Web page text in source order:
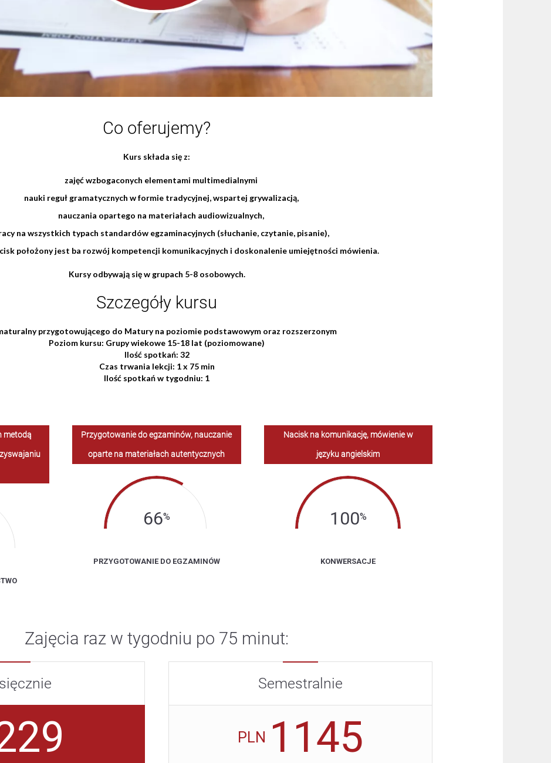
Co oferujemy?
Kurs składa się z:
zajęć wzbogaconych elementami multimedialnymi
nauki reguł gramatycznych w formie tradycyjnej, wspartej grywalizacją,
nauczania opartego na materiałach audiowizualnych,
na wszystkich typach standardów egzaminacyjnych (słuchanie, czytanie, pisanie),
położony jest ba rozwój kompetencji komunikacyjnych i doskonalenie umiejętności mówienia.
Kursy odbywają się w grupach 5-8 osobowych.
Szczegóły kursu
przygotowującego do Matury na poziomie podstawowym oraz rozszerzonym
Poziom kursu: Grupy wiekowe 15-18 lat (poziomowane)
Ilość spotkań: 32
Czas trwania lekcji: 1 x 75 min
Ilość spotkań w tygodniu: 1
metodą Przygotowanie do egzaminów, nauczanie
oparte na materiałach autentycznych
66%
PRZYGOTOWANIE DO EGZAMINÓW
Nacisk na komunikację, mówienie w
języku angielskim
100%
KONWERSACJE
Zajęcia raz w tygodniu po 75 minut:
Semestralnie
PLN 1145